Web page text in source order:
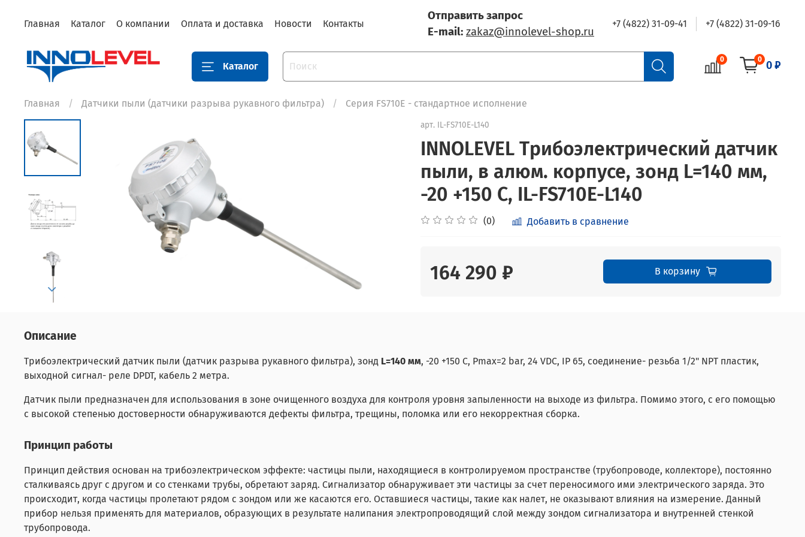
Главная Каталог О компании Оплата и доставка Новости Контакты
Отправить запрос
E-mail: zakaz@innolevel-shop.ru
+7 (4822) 31-09-41 +7 (4822) 31-09-16
Каталог
0 0 0 ₽
Главная Датчики пыли (датчики разрыва рукавного фильтра) Серия FS710E - стандартное исполнение
арт. IL-FS710E-L140
INNOLEVEL Трибоэлектрический датчик
пыли, в алюм. корпусе, зонд L=140 мм,
-20 +150 С, IL-FS710E-L140
(0) Добавить в сравнение
164 290 ₽ В корзину
Описание
Трибоэлектрический датчик пыли (датчик разрыва рукавного фильтра), зонд L=140 мм, -20 +150 С, Pmax=2 bar, 24 VDC, IP 65, соединение- резьба 1/2" NPT пластик,
выходной сигнал- реле DPDT, кабель 2 метра.
Датчик пыли предназначен для использования в зоне очищенного воздуха для контроля уровня запыленности на выходе из фильтра. Помимо этого, с его помощью
с высокой степенью достоверности обнаруживаются дефекты фильтра, трещины, поломка или его некорректная сборка.
Принцип работы
Принцип действия основан на трибоэлектрическом эффекте: частицы пыли, находящиеся в контролируемом пространстве (трубопроводе, коллекторе), постоянно
сталкиваясь друг с другом и со стенками трубы, обретают заряд. Сигнализатор обнаруживает эти частицы за счет переносимого ими электрического заряда. Это
происходит, когда частицы пролетают рядом с зондом или же касаются его. Оставшиеся частицы, такие как налет, не оказывают влияния на измерение. Данный
прибор нельзя применять для материалов, образующих в результате налипания электропроводящий слой между зондом сигнализатора и внутренней стенкой
трубопровода.